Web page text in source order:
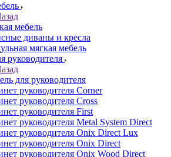
мебель
диваны и кресла
мягкая мебель
руководителя
для руководителя
руководителя Corner
руководителя Cross
руководителя First
руководителя Metal System Direct
руководителя Onix Direct Lux
руководителя Onix Direct
руководителя Onix Wood Direct